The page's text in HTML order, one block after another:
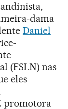
dama
Daniel
(FSLN) nas
eles
promotora